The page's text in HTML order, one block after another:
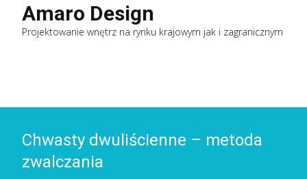
Amaro Design
Projektowanie wnętrz na rynku krajowym jak i zagranicznym
Chwasty dwuliścienne – metoda
zwalczania